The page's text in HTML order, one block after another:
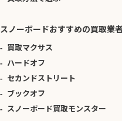
スノーボードおすすめの買取業
買取マクサス
ハードオフ
セカンドストリート
ブックオフ
スノーボード買取モンスター